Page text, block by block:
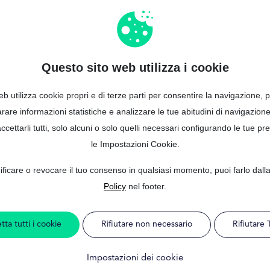
Questo sito web utilizza i cookie
utilizza cookie propri e di terze parti per consentire la navigazione,
informazioni statistiche e analizzare le tue abitudini di
tutti, solo alcuni o solo quelli necessari configurando le tue
le Impostazioni Cookie.
o revocare il tuo consenso in qualsiasi momento, puoi farlo
Policy nel footer.
tutti i cookie Rifiutare non necessario Rifiutare
Impostazioni dei cookie
per protestati e risolvi i
creditizia complicata? Non preoccupatevi, siete nel posto
i dettagli delprestitoe la vostraattuale situazione
avanzata analizzerà i vostri dati e vi mostrerà le
di partire. Scegliete l'opzione più adatta a voi e
domanda è gratuita e senza impegno . Potete farlo da